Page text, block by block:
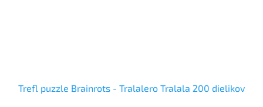
Trefl puzzle Brainrots - Tralalero Tralala 200 dielikov